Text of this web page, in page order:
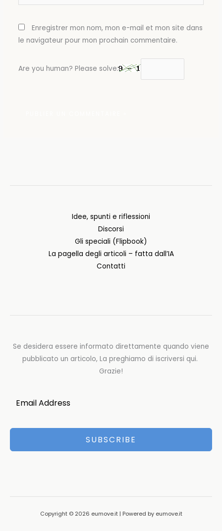
Enregistrer mon nom, mon e-mail et mon site dans
le navigateur pour mon prochain commentaire.
Are you human? Please solve:
Idee, spunti e riflessioni
Discorsi
Gli speciali (Flipbook)
La pagella degli articoli – fatta dall’IA
Contatti
Se desidera essere informato direttamente quando viene
pubblicato un articolo, La preghiamo di iscriversi qui.
Grazie!
SUBSCRIBE
Copyright © 2026 eumove.it | Powered by eumove.it